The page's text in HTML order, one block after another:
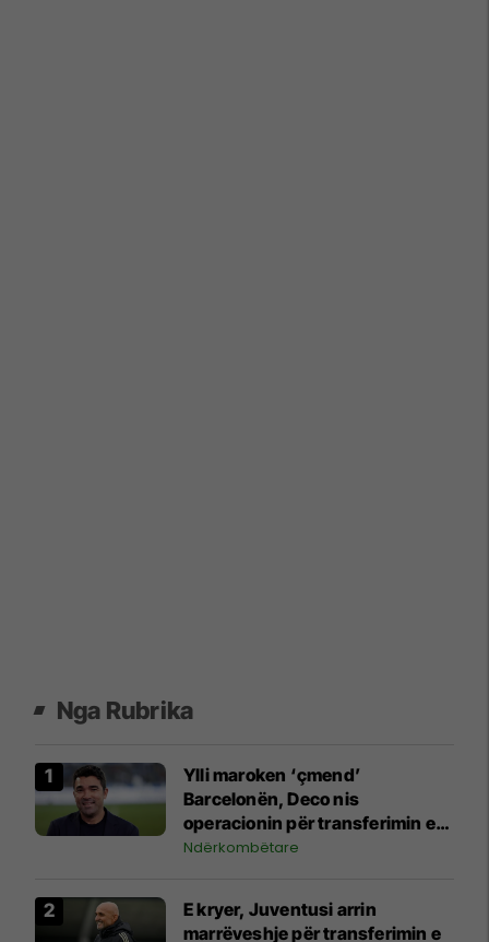
Nga Rubrika
Ylli maroken ‘çmend’
Barcelonën, Deco nis
operacionin për transferimin e
tij
Ndërkombëtare
E kryer, Juventusi arrin
marrëveshje për transferimin e